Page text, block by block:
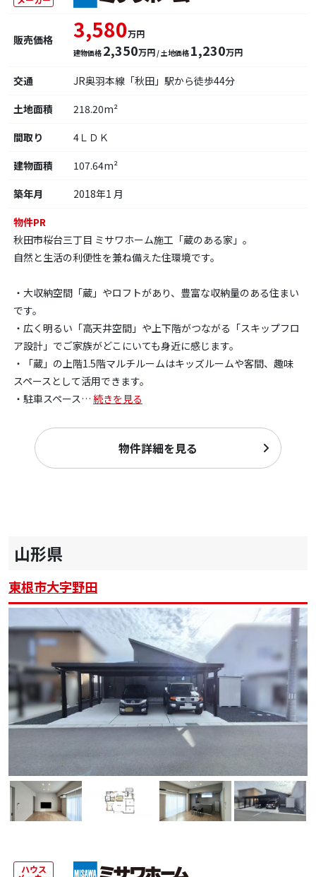
販売価格 3,580万円
建物価格 2,350万円 / 土地価格 1,230万円
交通
JR奥羽本線「秋田」駅から徒歩44分
土地面積
218.20m²
間取り
4ＬＤＫ
建物面積
107.64m²
築年月
2018年1 月
物件PR
秋田市桜台三丁目 ミサワホーム施工「蔵のある家」。
自然と生活の利便性を兼ね備えた住環境です。
・大収納空間「蔵」やロフトがあり、豊富な収納量のある住まい
です。
・広く明るい「高天井空間」や上下階がつながる「スキップフロ
ア設計」でご家族がどこにいても身近に感じます。
・「蔵」の上階1.5階マルチルームはキッズルームや客間、趣味
スペースとして活用できます。
・駐車スペース… 続きを見る
物件詳細を見る
山形県
東根市大字野田
ハウス